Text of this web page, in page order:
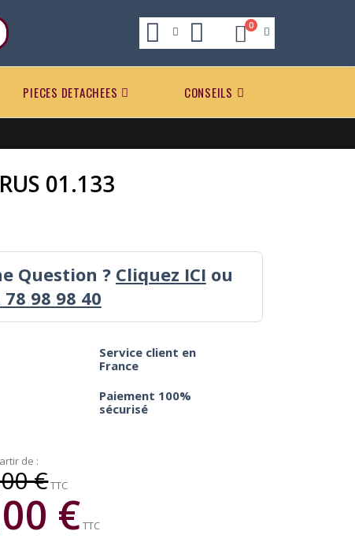
0
PIECES DETACHEES CONSEILS
01.133
Question ? Cliquez ICI ou
78 98 98 40
Service client en
France
Paiement 100%
sécurisé
de :
€TTC
€TTC